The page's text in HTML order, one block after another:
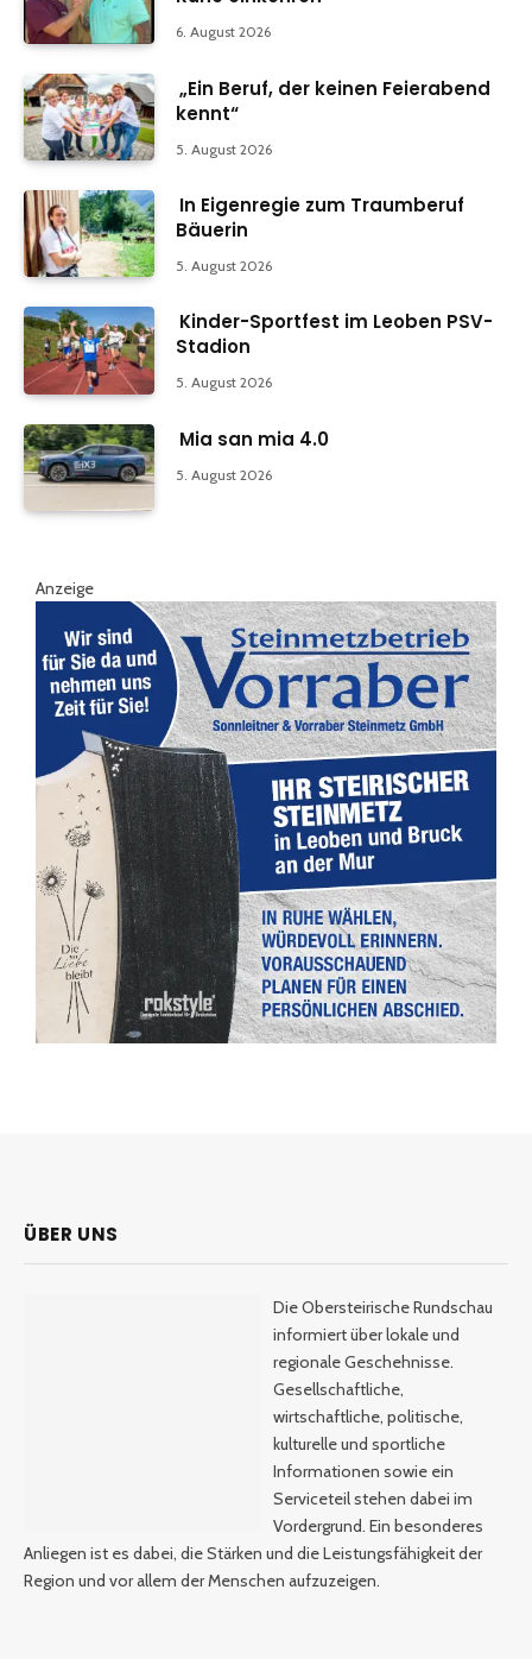
6. August 2026
„Ein Beruf, der keinen Feierabend
kennt“
5. August 2026
In Eigenregie zum Traumberuf
Bäuerin
5. August 2026
Kinder-Sportfest im Leoben PSV-
Stadion
5. August 2026
Mia san mia 4.0
5. August 2026
Anzeige
ÜBER UNS
Die Obersteirische Rundschau
informiert über lokale und
regionale Geschehnisse.
Gesellschaftliche,
wirtschaftliche, politische,
kulturelle und sportliche
Informationen sowie ein
Serviceteil stehen dabei im
Vordergrund. Ein besonderes
Anliegen ist es dabei, die Stärken und die Leistungsfähigkeit der
Region und vor allem der Menschen aufzuzeigen.